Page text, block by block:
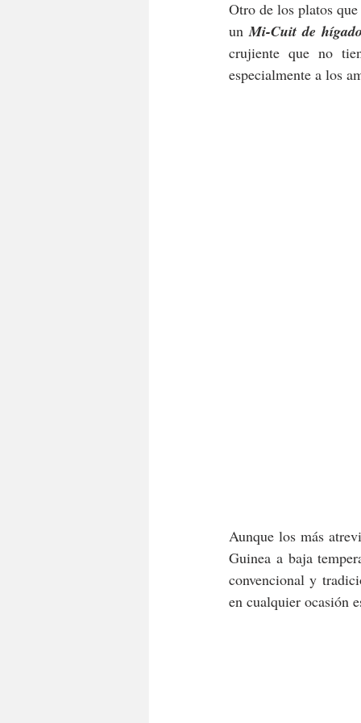
Otro de los platos
un Mi-Cuit de
crujiente que no
especialmente a los
Aunque los más
Guinea a baja
convencional y
en cualquier ocasión